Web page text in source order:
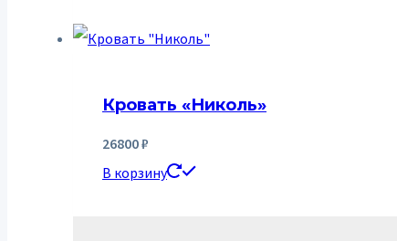
Кровать «Николь»
26800₽
В корзину